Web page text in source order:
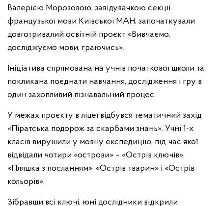
Валерією Морозовою, завідувачкою секції
французької мови Київської МАН, започаткували
довготривалий освітній проєкт «Вивчаємо,
досліджуємо мови, граючись».
Ініціатива спрямована на учнів початкової школи та
покликана поєднати навчання, дослідження і гру в
один захопливий пізнавальний процес.
У межах проєкту в ліцеї відбувся тематичний захід
«Піратська подорож за скарбами знань». Учні 1-х
класів вирушили у мовну експедицію, під час якої
відвідали чотири «острови» – «Острів ключів»,
«Пляшка з посланням», «Острів тварин» і «Острів
кольорів».
Зібравши всі ключі, юні дослідники відкрили